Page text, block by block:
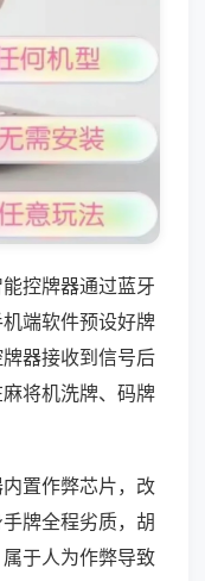
控牌器通过蓝牙
端软件预设好牌
器接收到信号后
将机洗牌、码牌
置作弊芯片，改
牌全程劣质，胡
于人为作弊导致